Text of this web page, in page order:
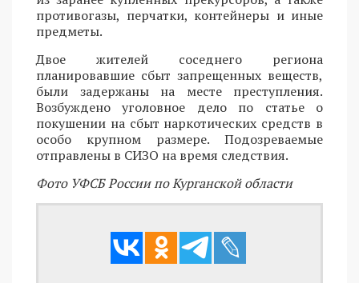
противогазы, перчатки, контейнеры и иные
предметы.
Двое жителей соседнего региона
планировавшие сбыт запрещенных веществ,
были задержаны на месте преступления.
Возбуждено уголовное дело по статье о
покушении на сбыт наркотических средств в
особо крупном размере. Подозреваемые
отправлены в СИЗО на время следствия.
Фото УФСБ России по Курганской области